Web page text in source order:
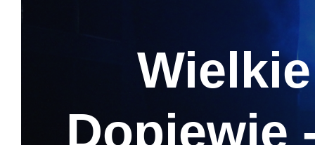
Dopiewie